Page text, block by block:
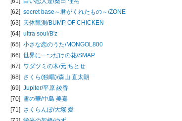
[62] secret base～君がくれたもの～/ZONE
[63] 天体観測/BUMP OF CHICKEN
[64] ultra soul/B'z
[65] 小さな恋のうた/MONGOL800
[66] 世界に一つだけの花/SMAP
[67] ワダツミの木/元 ちとせ
[68] さくら(独唱)/森山 直太朗
[69] Jupiter/平原 綾香
[70] 雪の華/中島 美嘉
[71] さくらんぼ/大塚 愛